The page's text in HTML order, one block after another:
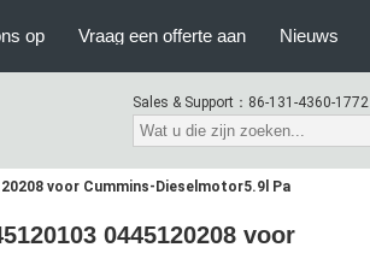
op Vraag een offerte aan Nieuws
Sales & Support： 86-131-4360-1772
voor Cummins-Dieselmotor5.9l Pa
0445120208 voor